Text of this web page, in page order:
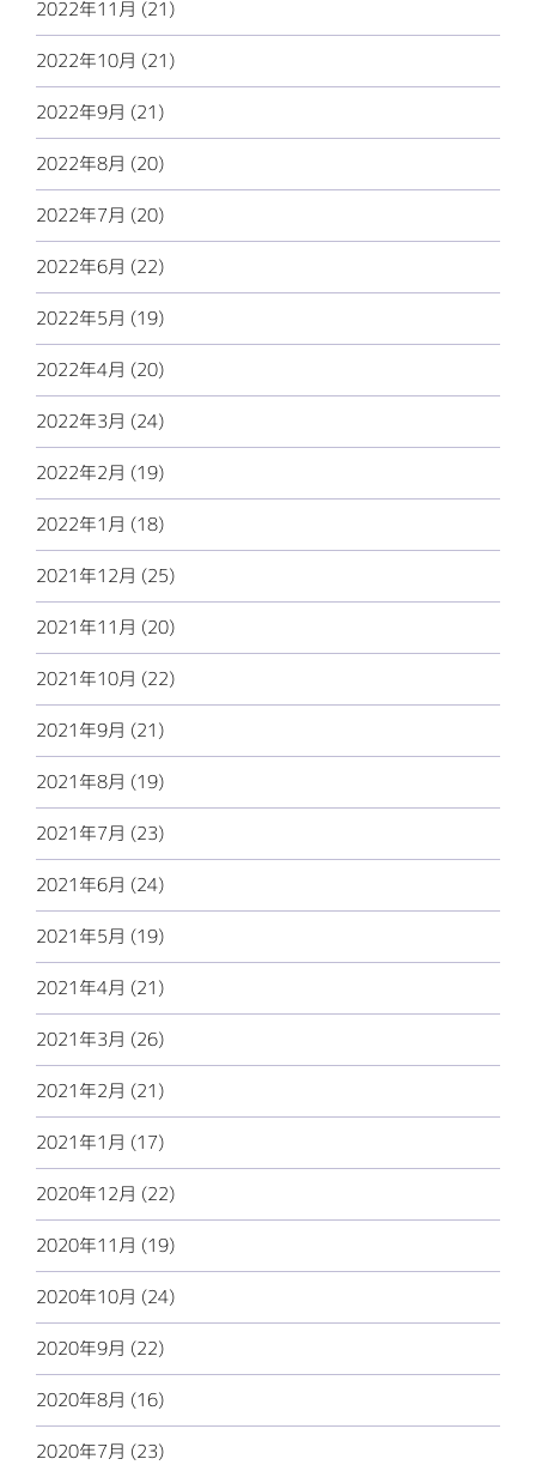
2022年11月 (21)
2022年10月 (21)
2022年9月 (21)
2022年8月 (20)
2022年7月 (20)
2022年6月 (22)
2022年5月 (19)
2022年4月 (20)
2022年3月 (24)
2022年2月 (19)
2022年1月 (18)
2021年12月 (25)
2021年11月 (20)
2021年10月 (22)
2021年9月 (21)
2021年8月 (19)
2021年7月 (23)
2021年6月 (24)
2021年5月 (19)
2021年4月 (21)
2021年3月 (26)
2021年2月 (21)
2021年1月 (17)
2020年12月 (22)
2020年11月 (19)
2020年10月 (24)
2020年9月 (22)
2020年8月 (16)
2020年7月 (23)